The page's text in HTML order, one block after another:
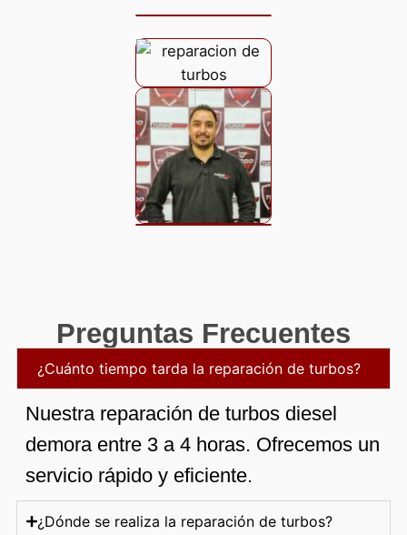
Preguntas Frecuentes
¿Cuánto tiempo tarda la reparación de turbos?
Nuestra reparación de turbos diesel
demora entre 3 a 4 horas. Ofrecemos un
servicio rápido y eficiente.
¿Dónde se realiza la reparación de turbos?